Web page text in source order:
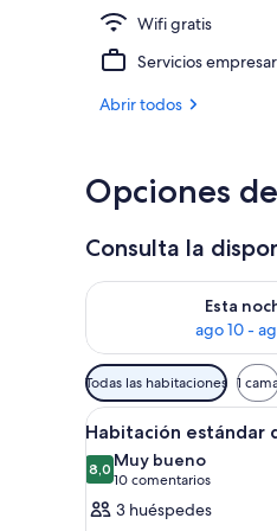
Wifi gratis
Servicios
Abrir todos
Opciones
Consulta la
Esta
ago 10 -
Consulta la
Filtros
disponibles
para
las
habitaciones
Todas las habitaciones 1
Abrir
todas
las
fotos
4
Habitación estándar
8,08,0 de 10
Muy bueno
10 comentarios
(10 comentarios)
3 huéspedes